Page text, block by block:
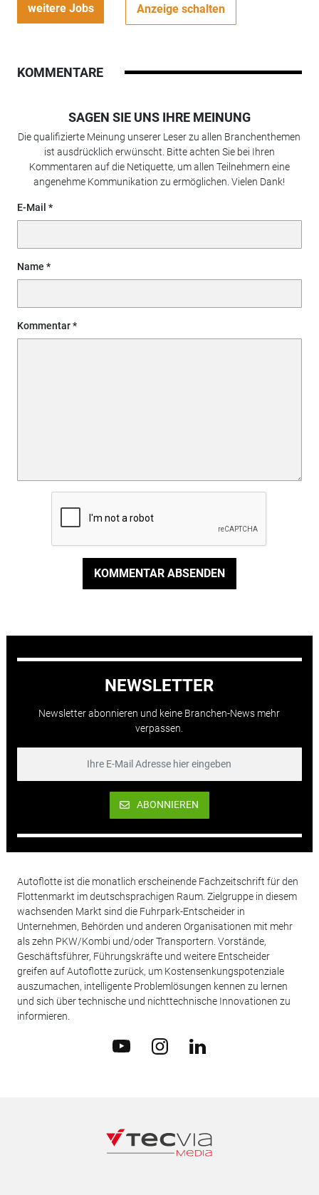
weitere Jobs Anzeige schalten
KOMMENTARE
SAGEN SIE UNS IHRE MEINUNG
Die qualifizierte Meinung unserer Leser zu allen Branchenthemen
ist ausdrücklich erwünscht. Bitte achten Sie bei Ihren
Kommentaren auf die Netiquette, um allen Teilnehmern eine
angenehme Kommunikation zu ermöglichen. Vielen Dank!
E-Mail
Name
Kommentar
KOMMENTAR ABSENDEN
NEWSLETTER
Newsletter abonnieren und keine Branchen-News mehr
verpassen.
ABONNIEREN
Autoflotte ist die monatlich erscheinende Fachzeitschrift für den
Flottenmarkt im deutschsprachigen Raum. Zielgruppe in diesem
wachsenden Markt sind die Fuhrpark-Entscheider in
Unternehmen, Behörden und anderen Organisationen mit mehr
als zehn PKW/Kombi und/oder Transportern. Vorstände,
Geschäftsführer, Führungskräfte und weitere Entscheider
greifen auf Autoflotte zurück, um Kostensenkungspotenziale
auszumachen, intelligente Problemlösungen kennen zu lernen
und sich über technische und nichttechnische Innovationen zu
informieren.